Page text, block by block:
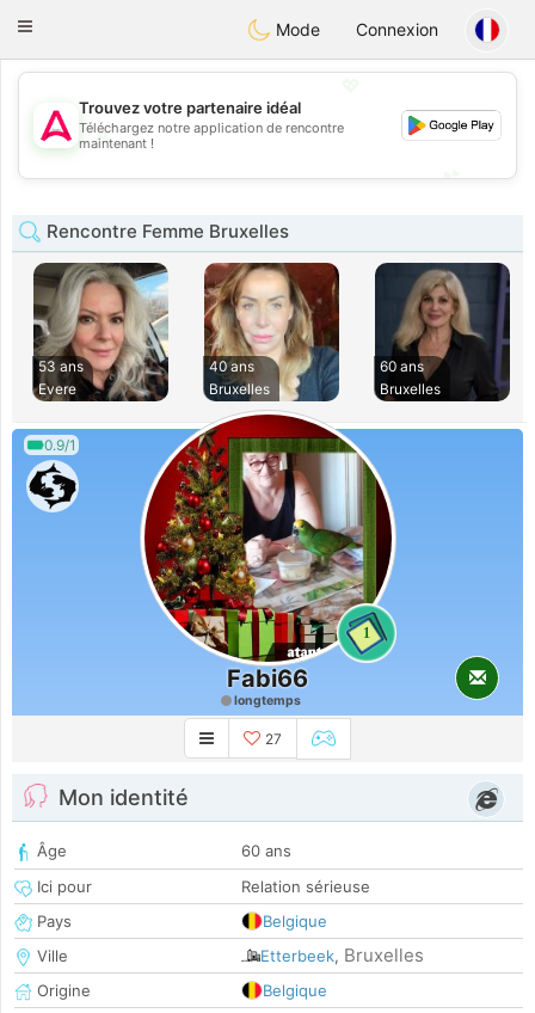
Tantôt
Toggle
Mode Connexion
💖
💕
Trouvez votre partenaire idéal
Téléchargez notre application de rencontre
maintenant !
Rencontre Femme Bruxelles
53 ans
Evere
40 ans
Bruxelles
60 ans
Bruxelles
0.9/1
1
Fabi66
longtemps
27
Mon identité
Âge
60 ans
Ici pour
Relation sérieuse
Pays
Belgique
Ville
Etterbeek, Bruxelles
Origine
Belgique